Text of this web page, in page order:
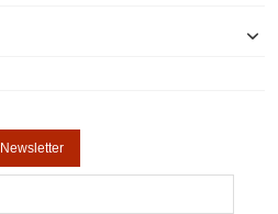
Newsletter